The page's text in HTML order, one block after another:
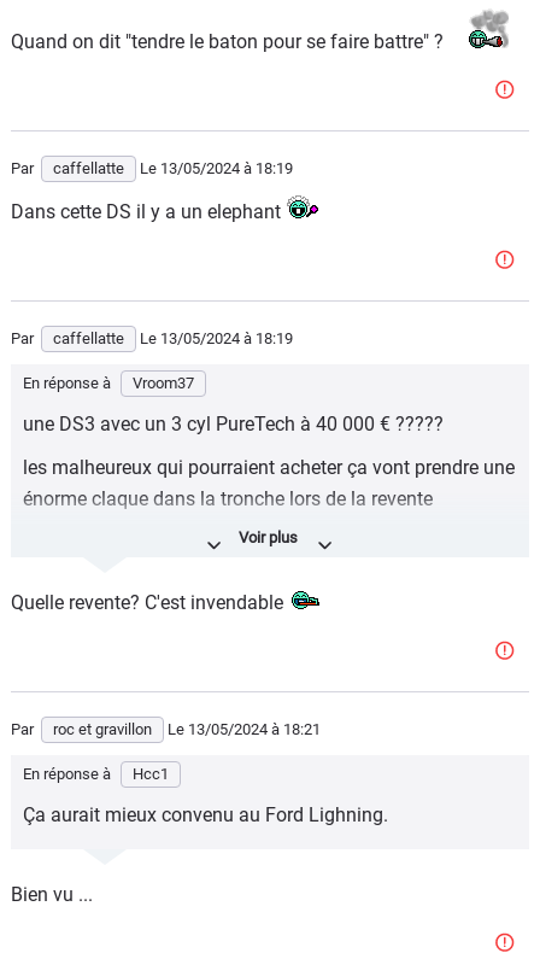
Quand on dit "tendre le baton pour se faire battre" ?
Par caffellatte Le 13/05/2024 à 18:19
Dans cette DS il y a un elephant
Par caffellatte Le 13/05/2024 à 18:19
En réponse à Vroom37
une DS3 avec un 3 cyl PureTech à 40 000 € ?????
les malheureux qui pourraient acheter ça vont prendre une
énorme claque dans la tronche lors de la revente
compte tenu de la grosse décote des DS en général et de
Quelle revente? C'est invendable
Par roc et gravillon Le 13/05/2024 à 18:21
En réponse à Hcc1
Ça aurait mieux convenu au Ford Lighning.
Bien vu ...